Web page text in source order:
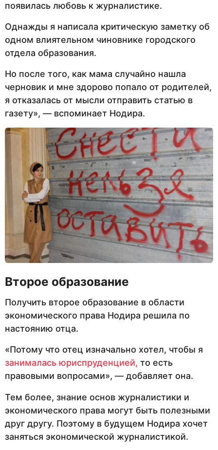
появилась любовь к журналистике.
Однажды я написала критическую заметку об
одном влиятельном чиновнике городского
отдела образования.
Но после того, как мама случайно нашла
черновик и мне здорово попало от родителей,
я отказалась от мысли отправить статью в
газету», — вспоминает Нодира.
Второе образование
Получить второе образование в области
экономического права Нодира решила по
настоянию отца.
«Потому что отец изначально хотел, чтобы я
занималась юриспруденцией, то есть
правовыми вопросами», — добавляет она.
Тем более, знание основ журналистики и
экономического права могут быть полезными
друг другу. Поэтому в будущем Нодира хочет
заняться экономической журналистикой.